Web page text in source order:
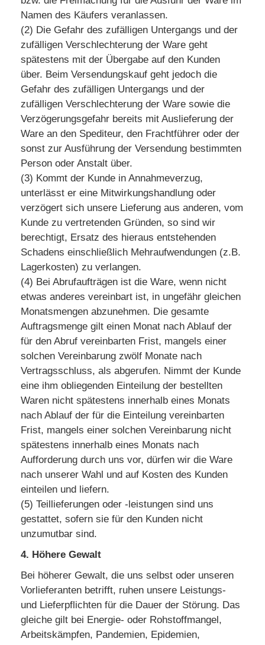
Namen des Käufers veranlassen.
(2) Die Gefahr des zufälligen Untergangs und der
zufälligen Verschlechterung der Ware geht
spätestens mit der Übergabe auf den Kunden
über. Beim Versendungskauf geht jedoch die
Gefahr des zufälligen Untergangs und der
zufälligen Verschlechterung der Ware sowie die
Verzögerungsgefahr bereits mit Auslieferung der
Ware an den Spediteur, den Frachtführer oder der
sonst zur Ausführung der Versendung bestimmten
Person oder Anstalt über.
(3) Kommt der Kunde in Annahmeverzug,
unterlässt er eine Mitwirkungshandlung oder
verzögert sich unsere Lieferung aus anderen, vom
Kunde zu vertretenden Gründen, so sind wir
berechtigt, Ersatz des hieraus entstehenden
Schadens einschließlich Mehraufwendungen (z.B.
Lagerkosten) zu verlangen.
(4) Bei Abrufaufträgen ist die Ware, wenn nicht
etwas anderes vereinbart ist, in ungefähr gleichen
Monatsmengen abzunehmen. Die gesamte
Auftragsmenge gilt einen Monat nach Ablauf der
für den Abruf vereinbarten Frist, mangels einer
solchen Vereinbarung zwölf Monate nach
Vertragsschluss, als abgerufen. Nimmt der Kunde
eine ihm obliegenden Einteilung der bestellten
Waren nicht spätestens innerhalb eines Monats
nach Ablauf der für die Einteilung vereinbarten
Frist, mangels einer solchen Vereinbarung nicht
spätestens innerhalb eines Monats nach
Aufforderung durch uns vor, dürfen wir die Ware
nach unserer Wahl und auf Kosten des Kunden
einteilen und liefern.
(5) Teillieferungen oder -leistungen sind uns
gestattet, sofern sie für den Kunden nicht
unzumutbar sind.
4. Höhere Gewalt
Bei höherer Gewalt, die uns selbst oder unseren
Vorlieferanten betrifft, ruhen unsere Leistungs-
und Lieferpflichten für die Dauer der Störung. Das
gleiche gilt bei Energie- oder Rohstoffmangel,
Arbeitskämpfen, Pandemien, Epidemien,